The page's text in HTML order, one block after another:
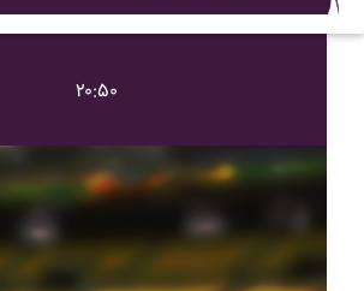
۲۰:۵۰